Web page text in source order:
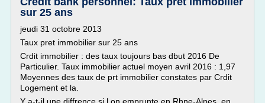
sur 25 ans
jeudi 31 octobre 2013
Taux pret immobilier sur 25 ans
Crdit immobilier : des taux toujours bas dbut 2016 De
Particulier. Taux immobilier actuel moyen avril 2016 : 1,97
Moyennes des taux de prt immobilier constates par Crdit
Logement et la.